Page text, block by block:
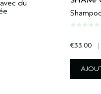
du
€33.00 |